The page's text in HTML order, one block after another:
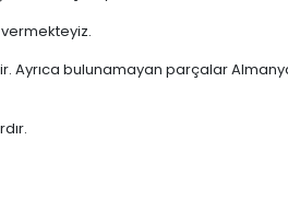
bulunamayan parçalar